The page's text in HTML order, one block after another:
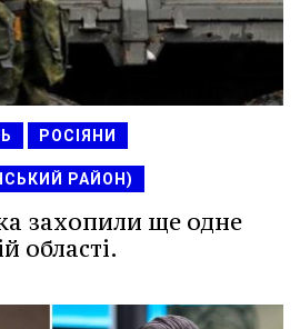
РОСІЯНИ
РАЙОН)
захопили ще одне
області.